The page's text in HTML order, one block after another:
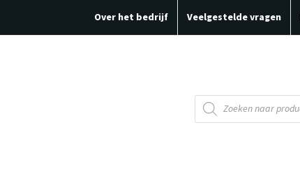
Over het bedrijf Veelgestelde vragen
Producten
zoeken